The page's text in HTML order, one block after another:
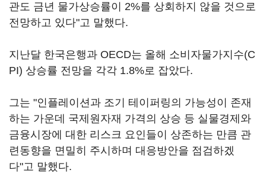
관도 금년 물가상승률이 2%를 상회하지 않을 것으로
전망하고 있다"고 말했다.
지난달 한국은행과 OECD는 올해 소비자물가지수(C
PI) 상승률 전망을 각각 1.8%로 잡았다.
그는 "인플레이션과 조기 테이퍼링의 가능성이 존재
하는 가운데 국제원자재 가격의 상승 등 실물경제와
금융시장에 대한 리스크 요인들이 상존하는 만큼 관
련동향을 면밀히 주시하며 대응방안을 점검하겠
다"고 말했다.